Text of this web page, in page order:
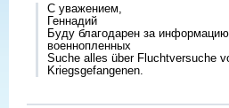
С уважением,
Геннадий
Буду благодарен за информацию
военнопленных
Suche alles über Fluchtversuche
Kriegsgefangenen.